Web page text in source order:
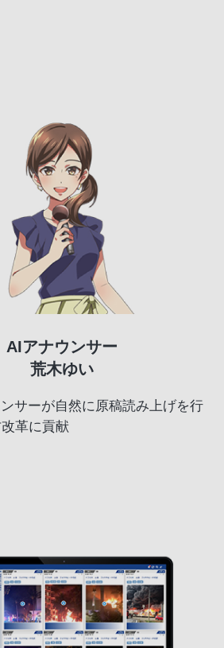
AIアナウンサー
荒木ゆい
サーが自然に原稿読み上げを行
革に貢献